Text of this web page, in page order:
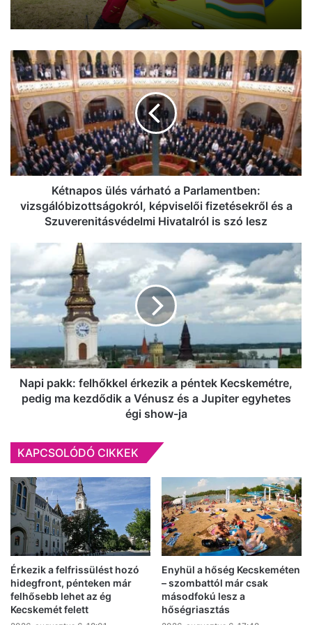
Halálos gázolás történt Kecskemét
külterületén
mutatjuk, kik kapják a támogatást
Kétnapos
ülés
várható
a
Parlamentben:
vizsgálóbizottságokról,
képviselői
fizetésekről
és
Szuverenitásvédelmi
Hivatalról
Kétnapos ülés várható a Parlamentben:
vizsgálóbizottságokról, képviselői fizetésekről és a
Szuverenitásvédelmi Hivatalról is szó lesz
felhőkkel
érkezik
a
péntek
Kecskemétre,
pedig
ma
kezdődik
Jupiter
égi
show-
ja
Napi pakk: felhőkkel érkezik a péntek Kecskemétre,
pedig ma kezdődik a Vénusz és a Jupiter egyhetes
égi show-ja
KAPCSOLÓDÓ CIKKEK
Érkezik a felfrissülést hozó
hidegfront, pénteken már
felhősebb lehet az ég
Kecskemét felett
Enyhül a hőség Kecskeméten
– szombattól már csak
másodfokú lesz a
hőségriasztás